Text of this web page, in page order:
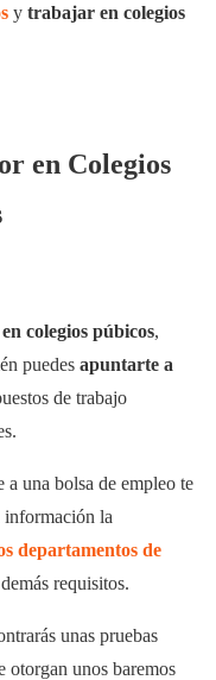
y trabajar en colegios
en Colegios
colegios púbicos,
puedes apuntarte a
de trabajo
a una bolsa de empleo te
información la
departamentos de
requisitos.
unas pruebas
otorgan unos baremos